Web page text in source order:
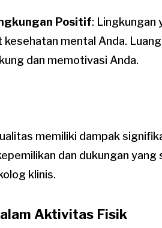
Positif: Lingkungan
kesehatan mental Anda.
dan memotivasi Anda.
memiliki dampak
dan dukungan yang
klinis.
Aktivitas Fisik